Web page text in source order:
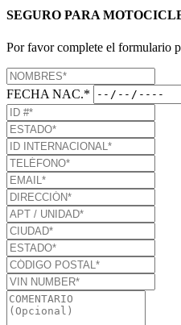
SEGURO PARA
Por favor complete el formulario
FECHA NAC.*